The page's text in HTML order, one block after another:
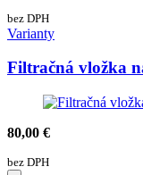
bez DPH
Varianty
Filtračná vložka
80,00 €
bez DPH